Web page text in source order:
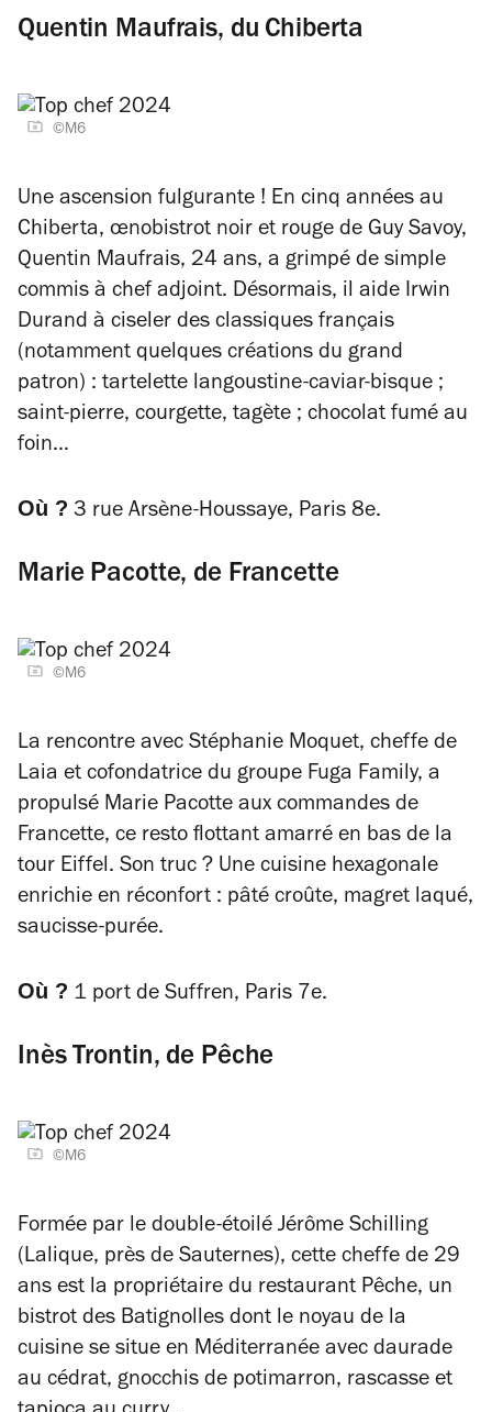
Quentin Maufrais, du Chiberta
©M6
Une ascension fulgurante ! En cinq années au
Chiberta, œnobistrot noir et rouge de Guy Savoy,
Quentin Maufrais, 24 ans, a grimpé de simple
commis à chef adjoint. Désormais, il aide Irwin
Durand à ciseler des classiques français
(notamment quelques créations du grand
patron) : tartelette langoustine-caviar-bisque ;
saint-pierre, courgette, tagète ; chocolat fumé au
foin…
Où ? 3 rue Arsène-Houssaye, Paris 8e.
Marie Pacotte, de Francette
©M6
La rencontre avec Stéphanie Moquet, cheffe de
Laia et cofondatrice du groupe Fuga Family, a
propulsé Marie Pacotte aux commandes de
Francette, ce resto flottant amarré en bas de la
tour Eiffel. Son truc ? Une cuisine hexagonale
enrichie en réconfort : pâté croûte, magret laqué,
saucisse-purée.
Où ? 1 port de Suffren, Paris 7e.
Inès Trontin, de Pêche
©M6
Formée par le double-étoilé Jérôme Schilling
(Lalique, près de Sauternes), cette cheffe de 29
ans est la propriétaire du restaurant Pêche, un
bistrot des Batignolles dont le noyau de la
cuisine se situe en Méditerranée avec daurade
au cédrat, gnocchis de potimarron, rascasse et